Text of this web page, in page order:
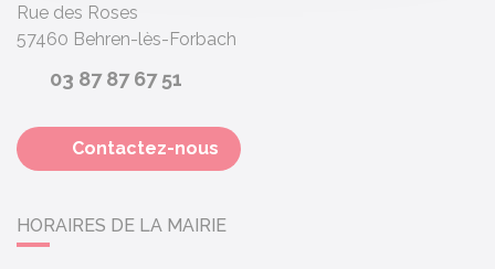
Rue des Roses
57460 Behren-lès-Forbach
03 87 87 67 51
Contactez-nous
HORAIRES DE LA MAIRIE